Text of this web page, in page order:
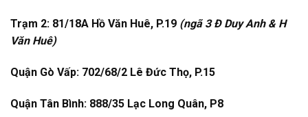
Trạm 2: 81/18A Hồ Văn Huê, P.19 (ngã 3 Đ Duy Anh & H
Văn Huê)
Quận Gò Vấp: 702/68/2 Lê Đức Thọ, P.15
Quận Tân Bình: 888/35 Lạc Long Quân, P8